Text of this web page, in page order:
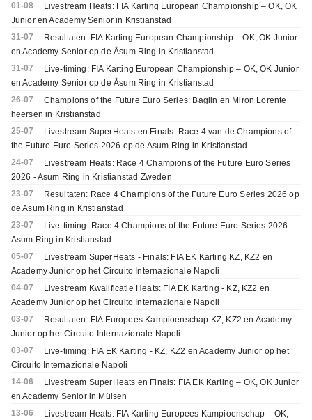
01-08
Livestream Heats: FIA Karting European Championship – OK, OK
Junior en Academy Senior in Kristianstad
31-07
Resultaten: FIA Karting European Championship – OK, OK Junior
en Academy Senior op de Åsum Ring in Kristianstad
31-07
Live-timing: FIA Karting European Championship – OK, OK Junior
en Academy Senior op de Åsum Ring in Kristianstad
26-07
Champions of the Future Euro Series: Baglin en Miron Lorente
heersen in Kristianstad
25-07
Livestream SuperHeats en Finals: Race 4 van de Champions of
the Future Euro Series 2026 op de Asum Ring in Kristianstad
24-07
Livestream Heats: Race 4 Champions of the Future Euro Series
2026 - Asum Ring in Kristianstad Zweden
23-07
Resultaten: Race 4 Champions of the Future Euro Series 2026 op
de Asum Ring in Kristianstad
23-07
Live-timing: Race 4 Champions of the Future Euro Series 2026 -
Asum Ring in Kristianstad
05-07
Livestream SuperHeats - Finals: FIA EK Karting KZ, KZ2 en
Academy Junior op het Circuito Internazionale Napoli
04-07
Livestream Kwalificatie Heats: FIA EK Karting - KZ, KZ2 en
Academy Junior op het Circuito Internazionale Napoli
03-07
Resultaten: FIA Europees Kampioenschap KZ, KZ2 en Academy
Junior op het Circuito Internazionale Napoli
03-07
Live-timing: FIA EK Karting - KZ, KZ2 en Academy Junior op het
Circuito Internazionale Napoli
14-06
Livestream SuperHeats en Finals: FIA EK Karting – OK, OK Junior
en Academy Senior in Mülsen
13-06
Livestream Heats: FIA Karting Europees Kampioenschap – OK,